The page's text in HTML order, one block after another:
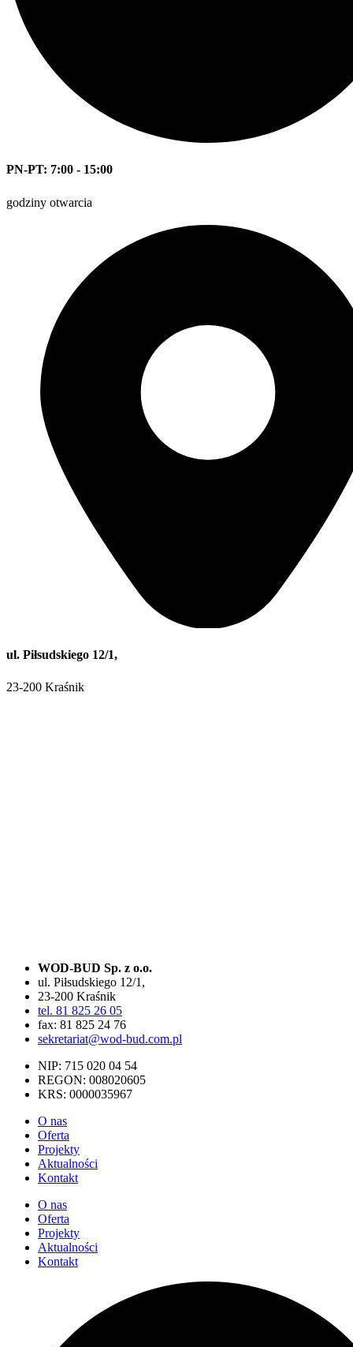
PN-PT: 7:00 - 15:00
godziny otwarcia
ul. Piłsudskiego 12/1,
23-200 Kraśnik
WOD-BUD Sp. z o.o.
ul. Piłsudskiego 12/1,
23-200 Kraśnik
tel. 81 825 26 05
fax: 81 825 24 76
sekretariat@wod-bud.com.pl
NIP: 715 020 04 54
REGON: 008020605
KRS: 0000035967
O nas
Oferta
Projekty
Aktualności
Kontakt
O nas
Oferta
Projekty
Aktualności
Kontakt